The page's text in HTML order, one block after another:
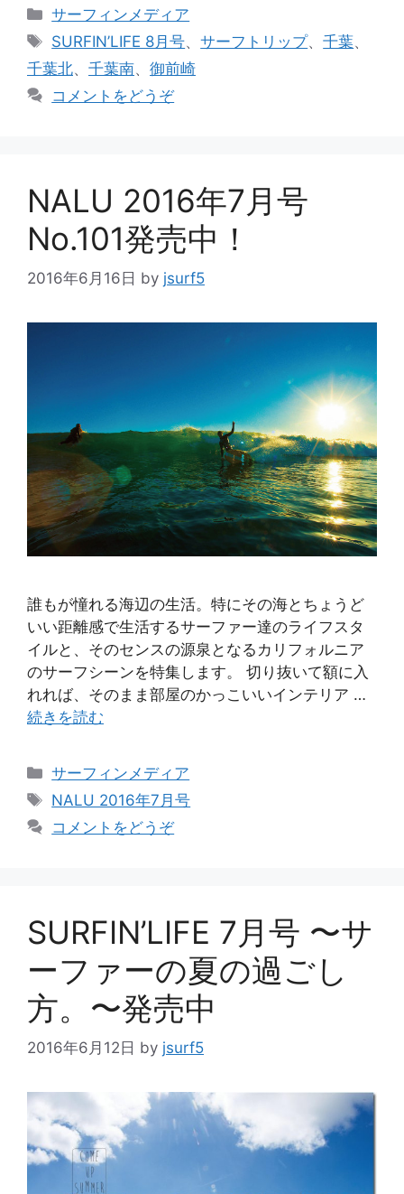
カ
テ
リ
ー
サーフィンメディア
タ
グ
SURFIN’LIFE 8月号、サーフトリップ、千葉、
千葉北、 千葉南、 御前崎
コメントをどうぞ
NALU 2016年7月号
No.101発売中！
2016年6月16日 by jsurf5
誰もが憧れる海辺の生活。特にその海とちょうど
いい距離感で生活するサーファー達のライフスタ
イルと、そのセンスの源泉となるカリフォルニア
のサーフシーンを特集します。 切り抜いて額に入
れれば、そのまま部屋のかっこいいインテリア …
続きを読む
カ
テ
リ
サーフィンメディア
タ
NALU 2016年7月号
コメントをどうぞ
SURFIN’LIFE 7月号 〜サ
ーファーの夏の過ごし
方。〜発売中
2016年6月12日 by jsurf5